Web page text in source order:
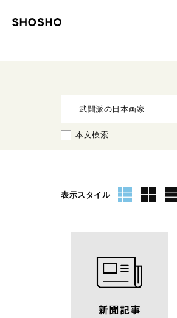
本文検索
表示スタイル